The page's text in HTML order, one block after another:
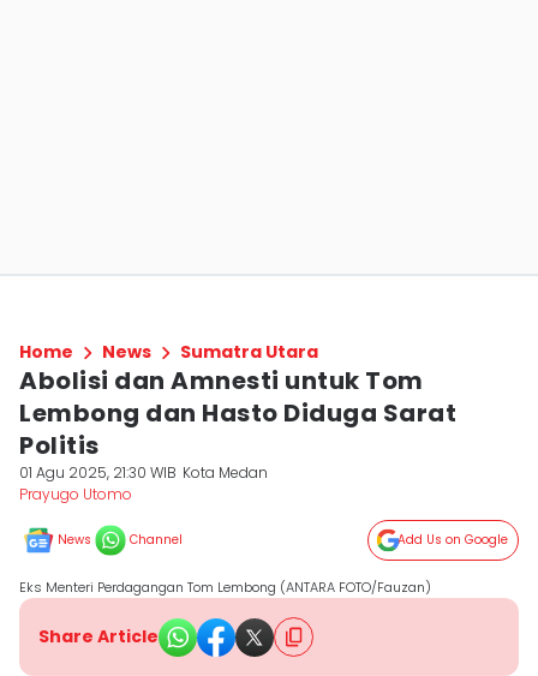
Home News Sumatra Utara
Abolisi dan Amnesti untuk Tom
Lembong dan Hasto Diduga Sarat
Politis
01 Agu 2025, 21:30 WIB Kota Medan
Prayugo Utomo
News Channel Add Us on Google
Eks Menteri Perdagangan Tom Lembong (ANTARA FOTO/Fauzan)
Share Article